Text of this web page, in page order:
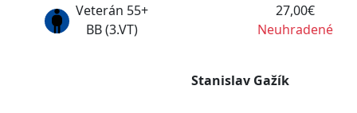
Veterán 55+
BB (3.VT)
27,00€
Neuhradené
Stanislav Gažík